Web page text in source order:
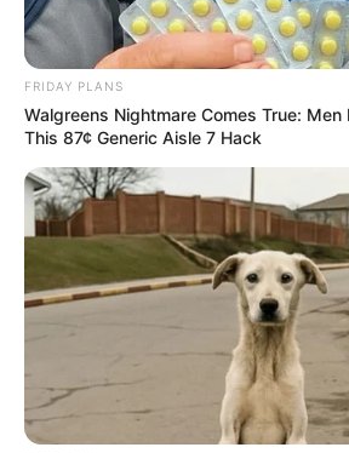
FRIDAY PLANS
Walgreens Nightmare Comes True: Men
This 87¢ Generic Aisle 7 Hack